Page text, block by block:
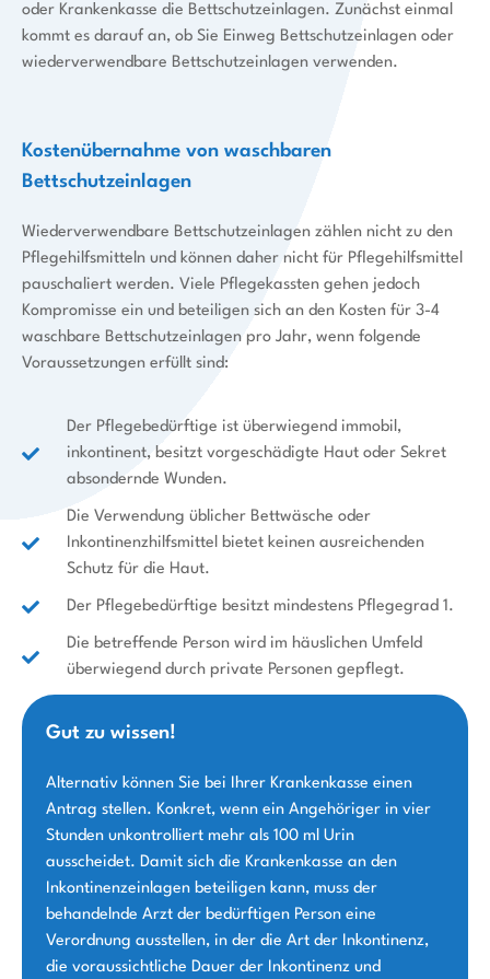
oder Krankenkasse die Bettschutzeinlagen. Zunächst einmal
kommt es darauf an, ob Sie Einweg Bettschutzeinlagen oder
wiederverwendbare Bettschutzeinlagen verwenden.
Kostenübernahme von waschbaren
Bettschutzeinlagen
Wiederverwendbare Bettschutzeinlagen zählen nicht zu den
Pflegehilfsmitteln und können daher nicht für Pflegehilfsmittel
pauschaliert werden. Viele Pflegekassten gehen jedoch
Kompromisse ein und beteiligen sich an den Kosten für 3-4
waschbare Bettschutzeinlagen pro Jahr, wenn folgende
Voraussetzungen erfüllt sind:
Der Pflegebedürftige ist überwiegend immobil,
inkontinent, besitzt vorgeschädigte Haut oder Sekret
absondernde Wunden.
Die Verwendung üblicher Bettwäsche oder
Inkontinenzhilfsmittel bietet keinen ausreichenden
Schutz für die Haut.
Der Pflegebedürftige besitzt mindestens Pflegegrad 1.
Die betreffende Person wird im häuslichen Umfeld
überwiegend durch private Personen gepflegt.
Gut zu wissen!
Alternativ können Sie bei Ihrer Krankenkasse einen
Antrag stellen. Konkret, wenn ein Angehöriger in vier
Stunden unkontrolliert mehr als 100 ml Urin
ausscheidet. Damit sich die Krankenkasse an den
Inkontinenzeinlagen beteiligen kann, muss der
behandelnde Arzt der bedürftigen Person eine
Verordnung ausstellen, in der die Art der Inkontinenz,
die voraussichtliche Dauer der Inkontinenz und